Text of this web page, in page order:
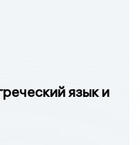
язык и